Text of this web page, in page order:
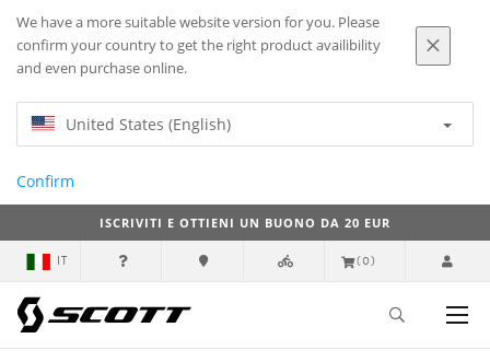
We have a more suitable website version for you. Please
confirm your country to get the right product availibility
and even purchase online.
United States (English)
Confirm
ISCRIVITI E OTTIENI UN BUONO DA 20 EUR
IT (0)